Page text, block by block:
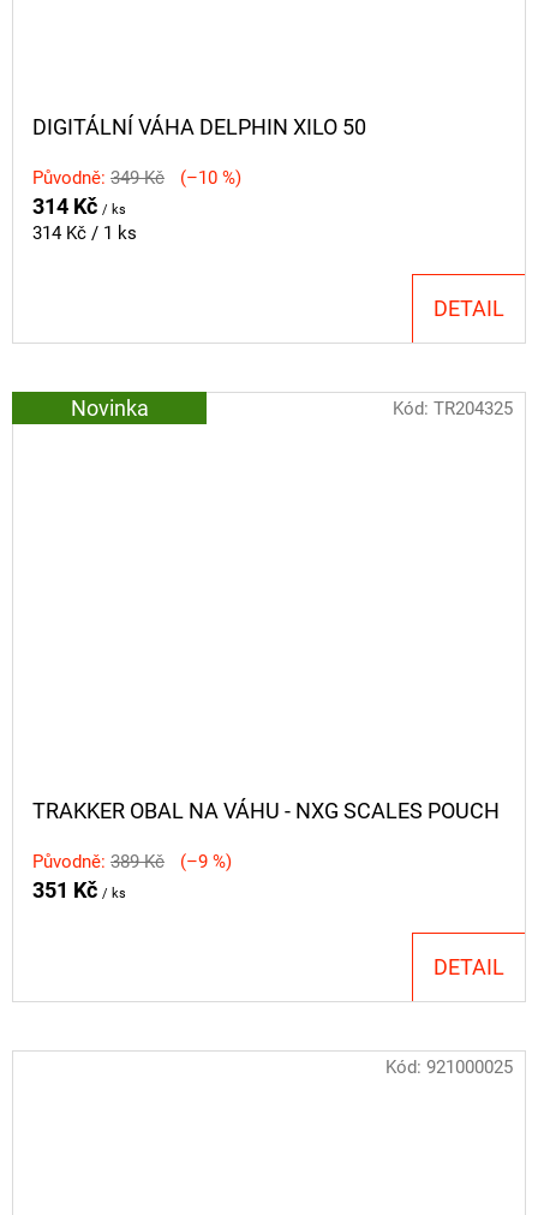
DIGITÁLNÍ VÁHA DELPHIN XILO 50
Původně: 349 Kč (–10 %)
314 Kč / ks
Měrná
314 Kč / 1 ks
DETAIL
Novinka
TRAKKER OBAL NA VÁHU - NXG SCALES POUCH
Původně: 389 Kč (–9 %)
351 Kč / ks
DETAIL
Kód: TR204325
Kód: 921000025